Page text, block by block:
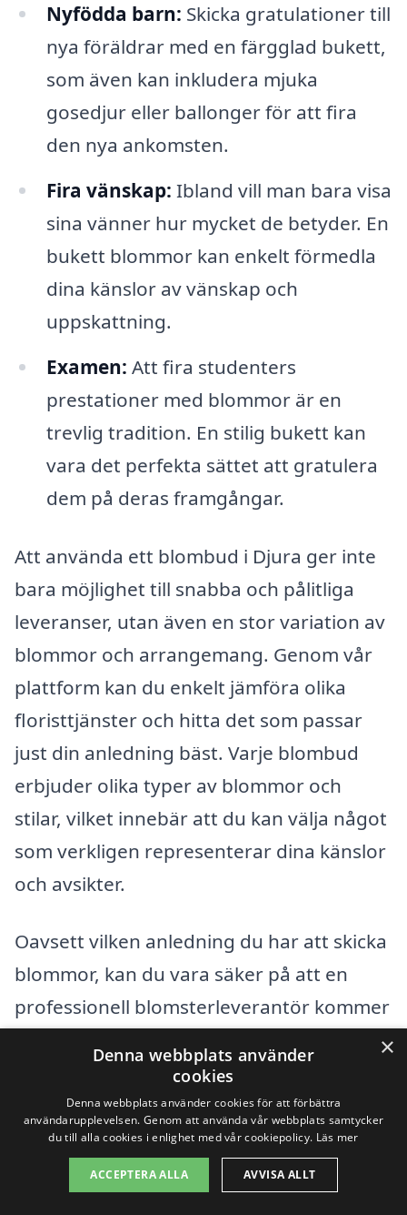
Nyfödda barn: Skicka gratulationer till
nya föräldrar med en färgglad bukett,
som även kan inkludera mjuka
gosedjur eller ballonger för att fira
den nya ankomsten.
Fira vänskap: Ibland vill man bara visa
sina vänner hur mycket de betyder. En
bukett blommor kan enkelt förmedla
dina känslor av vänskap och
uppskattning.
Examen: Att fira studenters
prestationer med blommor är en
trevlig tradition. En stilig bukett kan
vara det perfekta sättet att gratulera
dem på deras framgångar.
Att använda ett blombud i Djura ger inte
bara möjlighet till snabba och pålitliga
leveranser, utan även en stor variation av
blommor och arrangemang. Genom vår
plattform kan du enkelt jämföra olika
floristtjänster och hitta det som passar
just din anledning bäst. Varje blombud
erbjuder olika typer av blommor och
stilar, vilket innebär att du kan välja något
som verkligen representerar dina känslor
och avsikter.
Oavsett vilken anledning du har att skicka
blommor, kan du vara säker på att en
professionell blomsterleverantör kommer
noggrannhet. De ser till att blommorna
levereras fräscha och i perfekt skick, vilket
gör att mottagaren får den bästa möjliga
upplevelsen.
×
Denna webbplats använder
cookies
Denna webbplats använder cookies för att förbättra
användarupplevelsen. Genom att använda vår webbplats samtycker
du till alla cookies i enlighet med vår cookiepolicy. Läs mer
ACCEPTERA ALLA AVVISA ALLT